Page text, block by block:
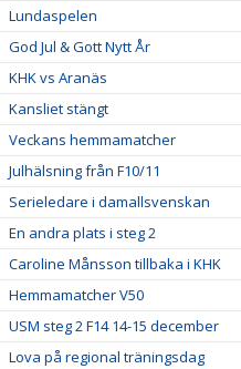
Lundaspelen
God Jul & Gott Nytt År
KHK vs Aranäs
Kansliet stängt
Veckans hemmamatcher
Julhälsning från F10/11
Serieledare i damallsvenskan
En andra plats i steg 2
Caroline Månsson tillbaka i KHK
Hemmamatcher V50
USM steg 2 F14 14-15 december
Lova på regional träningsdag